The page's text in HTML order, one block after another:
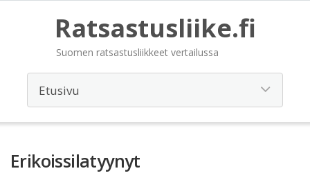
Ratsastusliike.fi
Suomen ratsastusliikkeet vertailussa
Erikoissilatyynyt